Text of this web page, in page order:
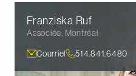
Franziska Ruf
Associée Montréal
Courriel 514.841.6480